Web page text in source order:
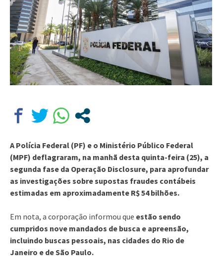
A Polícia Federal (PF) e o Ministério Público Federal
(MPF) deflagraram, na manhã desta quinta-feira (25), a
segunda fase da Operação Disclosure, para aprofundar
as investigações sobre supostas fraudes contábeis
estimadas em aproximadamente R$ 54 bilhões.
Em nota, a corporação informou que estão sendo
cumpridos nove mandados de busca e apreensão,
incluindo buscas pessoais, nas cidades do Rio de
Janeiro e de São Paulo.